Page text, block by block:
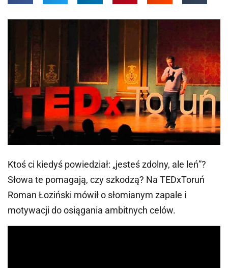
Ktoś ci kiedyś powiedział: „jesteś zdolny, ale leń”?
Słowa te pomagają, czy szkodzą? Na TEDxToruń
Roman Łoziński mówił o słomianym zapale i
motywacji do osiągania ambitnych celów.